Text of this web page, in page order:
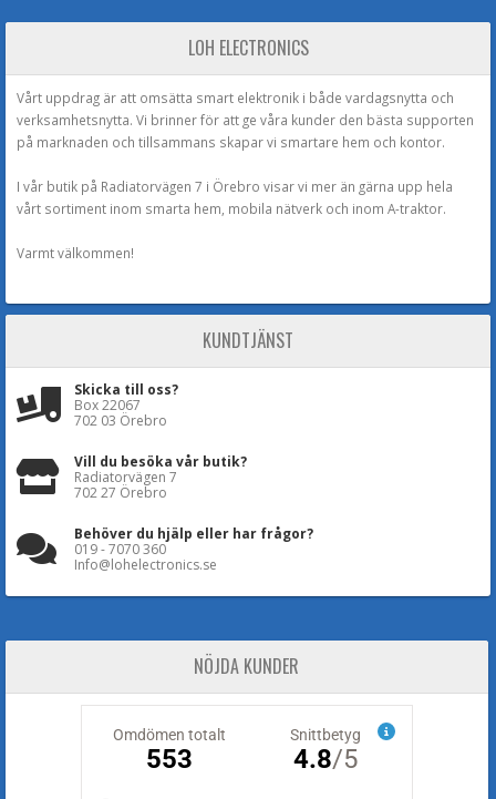
LOH ELECTRONICS
Vårt uppdrag är att omsätta smart elektronik i både vardagsnytta och
verksamhetsnytta. Vi brinner för att ge våra kunder den bästa supporten
på marknaden och tillsammans skapar vi smartare hem och kontor.
I vår butik på Radiatorvägen 7 i Örebro visar vi mer än gärna upp hela
vårt sortiment inom smarta hem, mobila nätverk och inom A-traktor.
Varmt välkommen!
KUNDTJÄNST
Skicka till oss?
Box 22067
702 03 Örebro
Vill du besöka vår butik?
Radiatorvägen 7
702 27 Örebro
Behöver du hjälp eller har frågor?
019 - 7070 360
Info@lohelectronics.se
NÖJDA KUNDER